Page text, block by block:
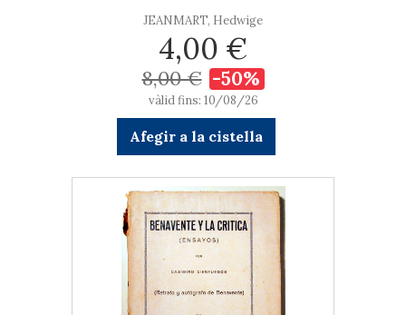
JEANMART, Hedwige
4,00 €
8,00 € -50%
vàlid fins: 10/08/26
Afegir a la cistella